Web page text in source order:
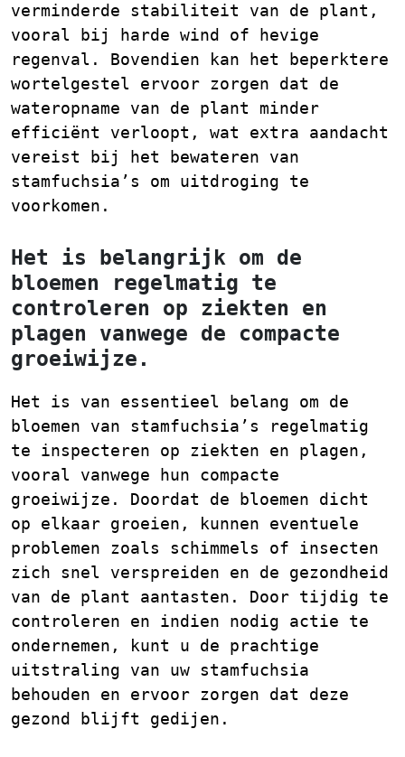
verminderde stabiliteit van de plant,
vooral bij harde wind of hevige
regenval. Bovendien kan het beperktere
wortelgestel ervoor zorgen dat de
wateropname van de plant minder
efficiënt verloopt, wat extra aandacht
vereist bij het bewateren van
stamfuchsia’s om uitdroging te
voorkomen.
Het is belangrijk om de
bloemen regelmatig te
controleren op ziekten en
plagen vanwege de compacte
groeiwijze.
Het is van essentieel belang om de
bloemen van stamfuchsia’s regelmatig
te inspecteren op ziekten en plagen,
vooral vanwege hun compacte
groeiwijze. Doordat de bloemen dicht
op elkaar groeien, kunnen eventuele
problemen zoals schimmels of insecten
zich snel verspreiden en de gezondheid
van de plant aantasten. Door tijdig te
controleren en indien nodig actie te
ondernemen, kunt u de prachtige
uitstraling van uw stamfuchsia
behouden en ervoor zorgen dat deze
gezond blijft gedijen.